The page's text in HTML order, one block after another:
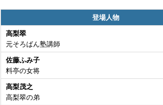
登場人物
高梨翠
元そろばん塾講師
佐藤ふみ子
料亭の女将
高梨茂之
高梨翠の弟